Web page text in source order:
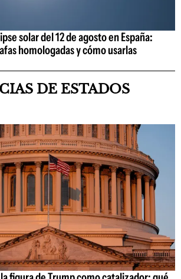
solar del 12 de agosto en España:
homologadas y cómo usarlas
DE ESTADOS